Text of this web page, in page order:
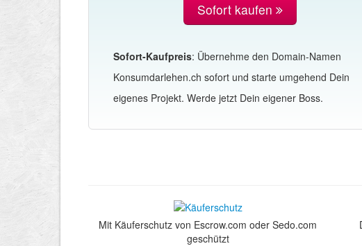
Sofort kaufen
Sofort-Kaufpreis: Übernehme den Domain-Namen
Konsumdarlehen.ch sofort und starte umgehend Dein
eigenes Projekt. Werde jetzt Dein eigener Boss.
Mit Käuferschutz von Escrow.com oder Sedo.com
geschützt